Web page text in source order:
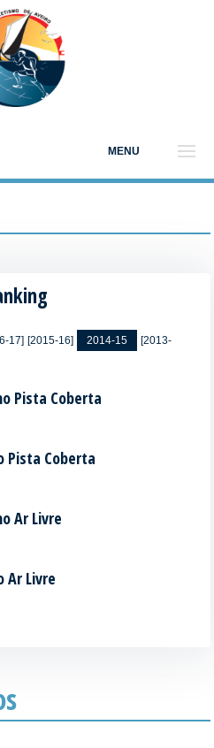
MENU
17] [2015-16] 2014-15
[2013-
Pista Coberta
Pista Coberta
Ar Livre
Ar Livre